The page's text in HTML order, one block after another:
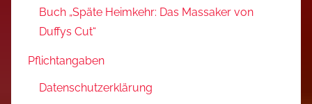
Buch „Späte Heimkehr: Das Massaker von
Duffys Cut“
Pflichtangaben
Datenschutzerklärung